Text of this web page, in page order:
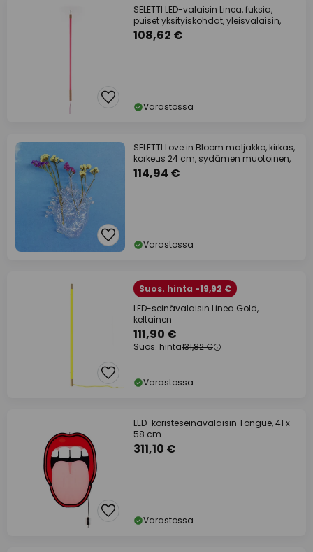
SELETTI LED-valaisin Linea, fuksia,
puiset yksityiskohdat, yleisvalaisin,
108,62 €
Varastossa
SELETTI Love in Bloom maljakko, kirkas,
korkeus 24 cm, sydämen muotoinen,
114,94 €
Varastossa
Suos. hinta -19,92 €
LED-seinävalaisin Linea Gold,
keltainen
111,90 €
Suos. hinta131,82 €
Varastossa
LED-koristeseinävalaisin Tongue, 41 x
58 cm
311,10 €
Varastossa